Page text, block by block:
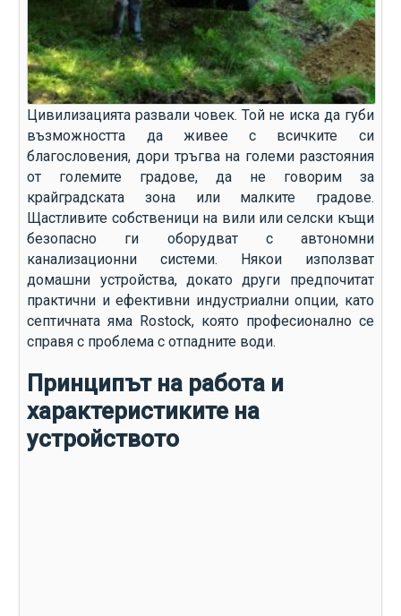
Цивилизацията развали човек. Той не иска да губи
възможността да живее с всичките си
благословения, дори тръгва на големи разстояния
от големите градове, да не говорим за
крайградската зона или малките градове.
Щастливите собственици на вили или селски къщи
безопасно ги оборудват с автономни
канализационни системи. Някои използват
домашни устройства, докато други предпочитат
практични и ефективни индустриални опции, като
септичната яма Rostock, която професионално се
справя с проблема с отпадните води.
Принципът на работа и
характеристиките на
устройството